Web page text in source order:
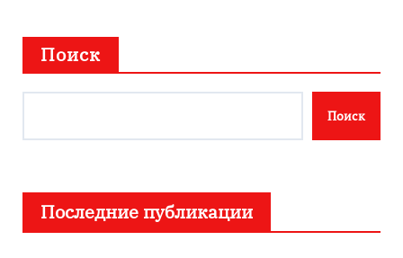
Поиск
Поиск
Последние публикации